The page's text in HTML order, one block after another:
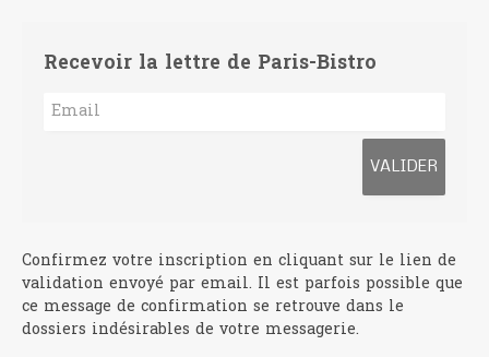
Recevoir la lettre de Paris-Bistro
Confirmez votre inscription en cliquant sur le lien de
validation envoyé par email. Il est parfois possible que
ce message de confirmation se retrouve dans le
dossiers indésirables de votre messagerie.